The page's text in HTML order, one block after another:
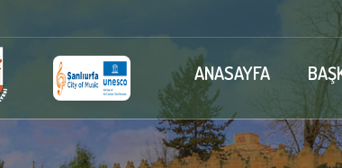
ANASAYFA